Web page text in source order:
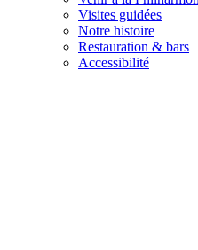
Visites guidées
Notre histoire
Restauration & bars
Accessibilité